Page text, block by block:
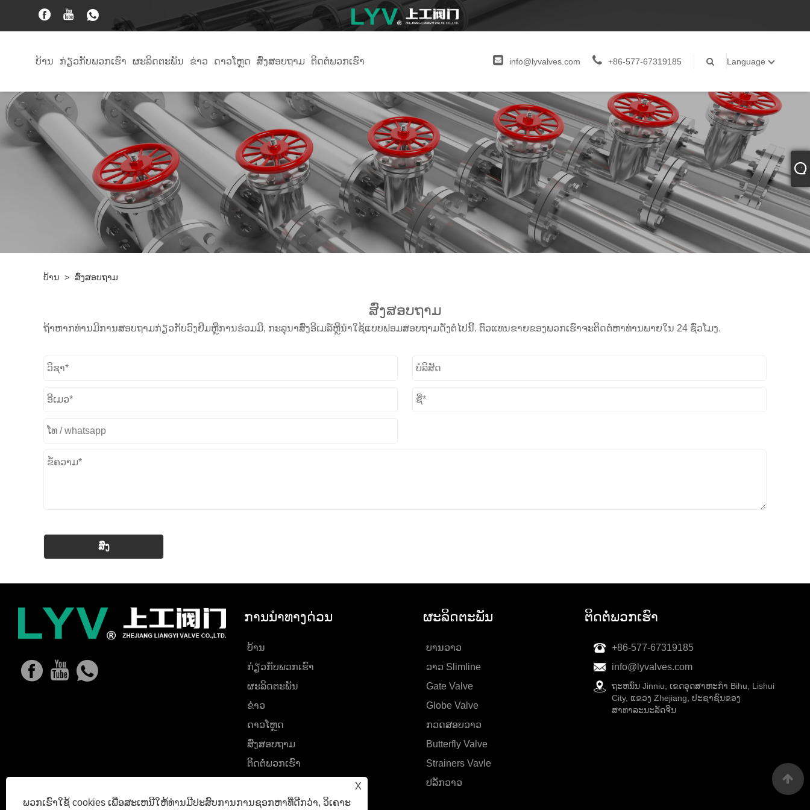
ບ້ານ ກ່ຽວ​ກັບ​ພວກ​ເຮົາ ຜະລິດຕະພັນ ຂ່າວ ດາວໂຫຼດ ສົ່ງສອບຖາມ ຕິດ​ຕໍ່​ພວກ​ເຮົາ info@lyvalves.com +86-577-67319185 Language
ບ້ານ > ສົ່ງສອບຖາມ
ສົ່ງສອບຖາມ
ຖ້າ​ຫາກ​ທ່ານ​ມີ​ການ​ສອບ​ຖາມ​ກ່ຽວ​ກັບ​ວົງ​ຢືມ​ຫຼື​ການ​ຮ່ວມ​ມື​, ກະ​ລຸ​ນາ​ສົ່ງ​ອີ​ເມລ​໌​ຫຼື​ນໍາ​ໃຊ້​ແບບ​ຟອມ​ສອບ​ຖາມ​ດັ່ງ​ຕໍ່​ໄປ​ນີ້​. ຕົວແທນຂາຍຂອງພວກເຮົາຈະຕິດຕໍ່ຫາທ່ານພາຍໃນ 24 ຊົ່ວໂມງ.
X
ພວກເຮົາໃຊ້ cookies ເພື່ອສະເຫນີໃຫ້ທ່ານມີປະສົບການການຊອກຫາທີ່ດີກວ່າ, ວິເຄາະ
ການນໍາທາງດ່ວນ
ບ້ານ
ກ່ຽວ​ກັບ​ພວກ​ເຮົາ
ຜະລິດຕະພັນ
ຂ່າວ
ດາວໂຫຼດ
ສົ່ງສອບຖາມ
ຕິດ​ຕໍ່​ພວກ​ເຮົາ
ຜະລິດຕະພັນ
ບານວາວ
ວາວ Slimline
Gate Valve
Globe Valve
ກວດສອບວາວ
Butterfly Valve
Strainers Vavle
ປລັກວາວ
ຕິດ​ຕໍ່​ພວກ​ເຮົາ
+86-577-67319185
info@lyvalves.com
ຖະຫນົນ Jinniu, ເຂດອຸດສາຫະກໍາ Bihu, Lishui
City, ແຂວງ Zhejiang, ປະຊາຊົນຂອງ
ສາທາລະນະລັດຈີນ